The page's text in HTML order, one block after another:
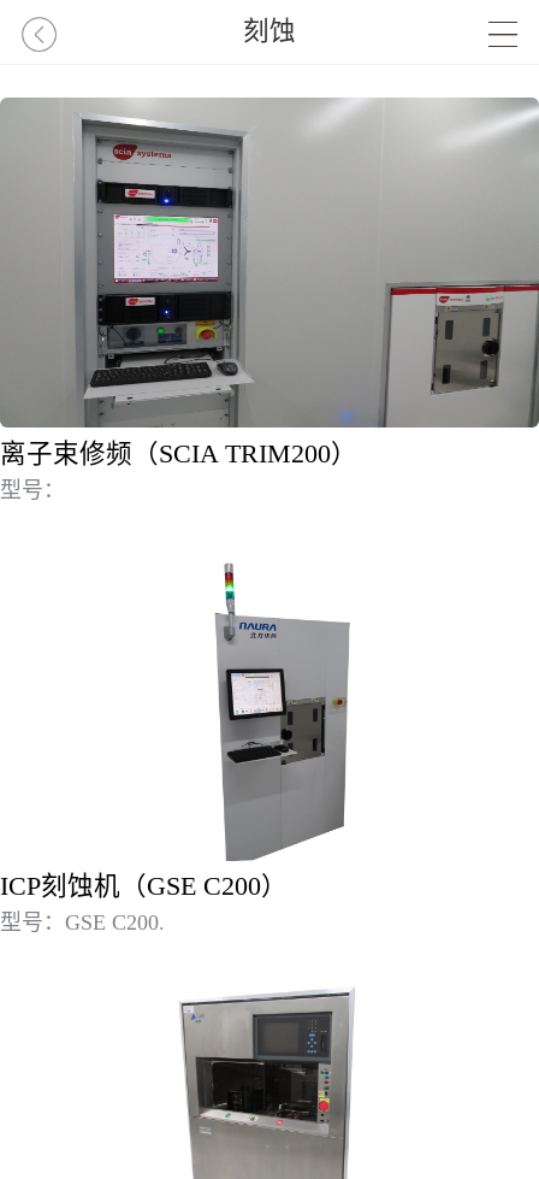
刻蚀
离子束修频（SCIA TRIM200）
型号：
ICP刻蚀机（GSE C200）
型号：GSE C200.